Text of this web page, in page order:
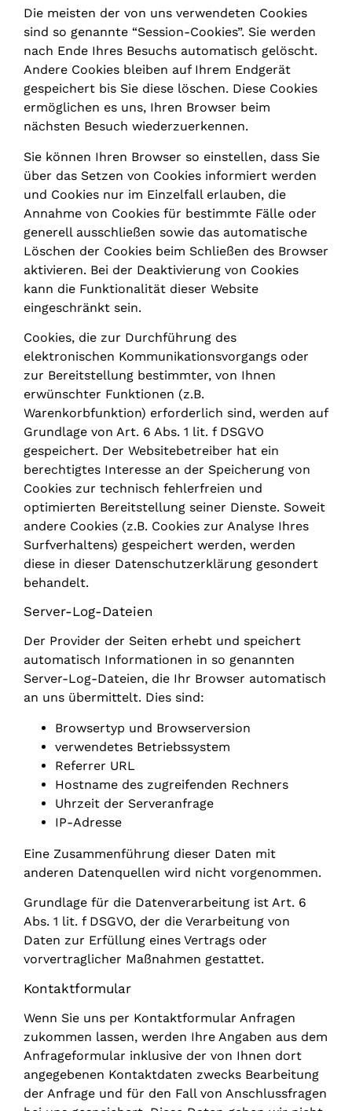
Die meisten der von uns verwendeten Cookies
sind so genannte “Session-Cookies”. Sie werden
nach Ende Ihres Besuchs automatisch gelöscht.
Andere Cookies bleiben auf Ihrem Endgerät
gespeichert bis Sie diese löschen. Diese Cookies
ermöglichen es uns, Ihren Browser beim
nächsten Besuch wiederzuerkennen.
Sie können Ihren Browser so einstellen, dass Sie
über das Setzen von Cookies informiert werden
und Cookies nur im Einzelfall erlauben, die
Annahme von Cookies für bestimmte Fälle oder
generell ausschließen sowie das automatische
Löschen der Cookies beim Schließen des Browser
aktivieren. Bei der Deaktivierung von Cookies
kann die Funktionalität dieser Website
eingeschränkt sein.
Cookies, die zur Durchführung des
elektronischen Kommunikationsvorgangs oder
zur Bereitstellung bestimmter, von Ihnen
erwünschter Funktionen (z.B.
Warenkorbfunktion) erforderlich sind, werden auf
Grundlage von Art. 6 Abs. 1 lit. f DSGVO
gespeichert. Der Websitebetreiber hat ein
berechtigtes Interesse an der Speicherung von
Cookies zur technisch fehlerfreien und
optimierten Bereitstellung seiner Dienste. Soweit
andere Cookies (z.B. Cookies zur Analyse Ihres
Surfverhaltens) gespeichert werden, werden
diese in dieser Datenschutzerklärung gesondert
behandelt.
Server-Log-Dateien
Der Provider der Seiten erhebt und speichert
automatisch Informationen in so genannten
Server-Log-Dateien, die Ihr Browser automatisch
an uns übermittelt. Dies sind:
Browsertyp und Browserversion
verwendetes Betriebssystem
Referrer URL
Hostname des zugreifenden Rechners
Uhrzeit der Serveranfrage
IP-Adresse
Eine Zusammenführung dieser Daten mit
anderen Datenquellen wird nicht vorgenommen.
Grundlage für die Datenverarbeitung ist Art. 6
Abs. 1 lit. f DSGVO, der die Verarbeitung von
Daten zur Erfüllung eines Vertrags oder
vorvertraglicher Maßnahmen gestattet.
Kontaktformular
Wenn Sie uns per Kontaktformular Anfragen
zukommen lassen, werden Ihre Angaben aus dem
Anfrageformular inklusive der von Ihnen dort
angegebenen Kontaktdaten zwecks Bearbeitung
der Anfrage und für den Fall von Anschlussfragen